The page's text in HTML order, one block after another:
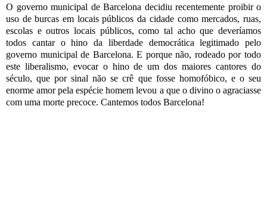
O governo municipal de Barcelona decidiu recentemente proibir o
uso de burcas em locais públicos da cidade como mercados, ruas,
escolas e outros locais públicos, como tal acho que deveríamos
todos cantar o hino da liberdade democrática legitimado pelo
governo municipal de Barcelona. E porque não, rodeado por todo
este liberalismo, evocar o hino de um dos maiores cantores do
século, que por sinal não se crê que fosse homofóbico, e o seu
enorme amor pela espécie homem levou a que o divino o agraciasse
com uma morte precoce. Cantemos todos Barcelona!